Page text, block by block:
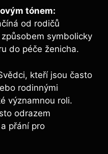
tónem:
od rodičů⁤
symbolicky
do péče ženicha.
kteří jsou ⁤často
​rodinnými
⁣významnou roli.
odrazem
přání ⁤pro